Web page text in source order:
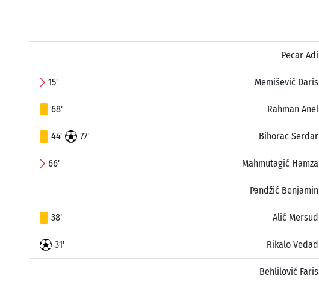
Pecar Adi
15' Memišević Daris
68' Rahman Anel
44' 77' Bihorac Serdar
66' Mahmutagić Hamza
Pandžić Benjamin
38' Alić Mersud
31' Rikalo Vedad
Behlilović Faris